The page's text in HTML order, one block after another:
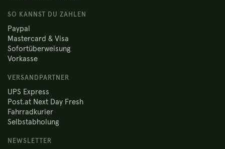
SO KANNST DU ZAHLEN
Paypal
Mastercard & Visa
Sofortüberweisung
Vorkasse
VERSANDPARTNER
UPS Express
Post.at Next Day Fresh
Fahrradkurier
Selbstabholung
NEWSLETTER